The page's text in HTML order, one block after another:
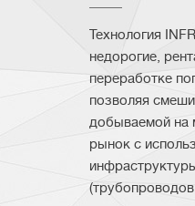
Технология
недорогие,
переработке
позволяя
добываемой на
рынок с